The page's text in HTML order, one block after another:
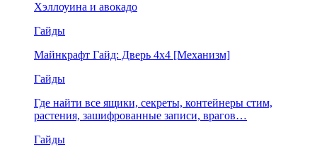
Хэллоуина и авокадо
Гайды
Майнкрафт Гайд: Дверь 4х4 [Механизм]
Гайды
Где найти все ящики, секреты, контейнеры стим,
растения, зашифрованные записи, врагов…
Гайды